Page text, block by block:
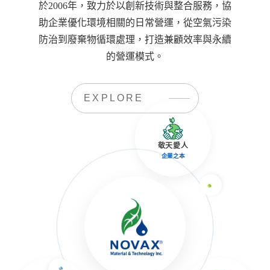
於2006年，致力於以創新技術與整合服務，協
助企業優化環境相關的日常營運，從空氣污染
防治到廢棄物循環處理，打造兼顧效率與永續
的營運模式。
EXPLORE
敬天愛人
企業之本